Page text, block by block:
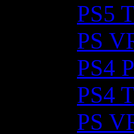
PS5
PS
PS4
PS4
PS